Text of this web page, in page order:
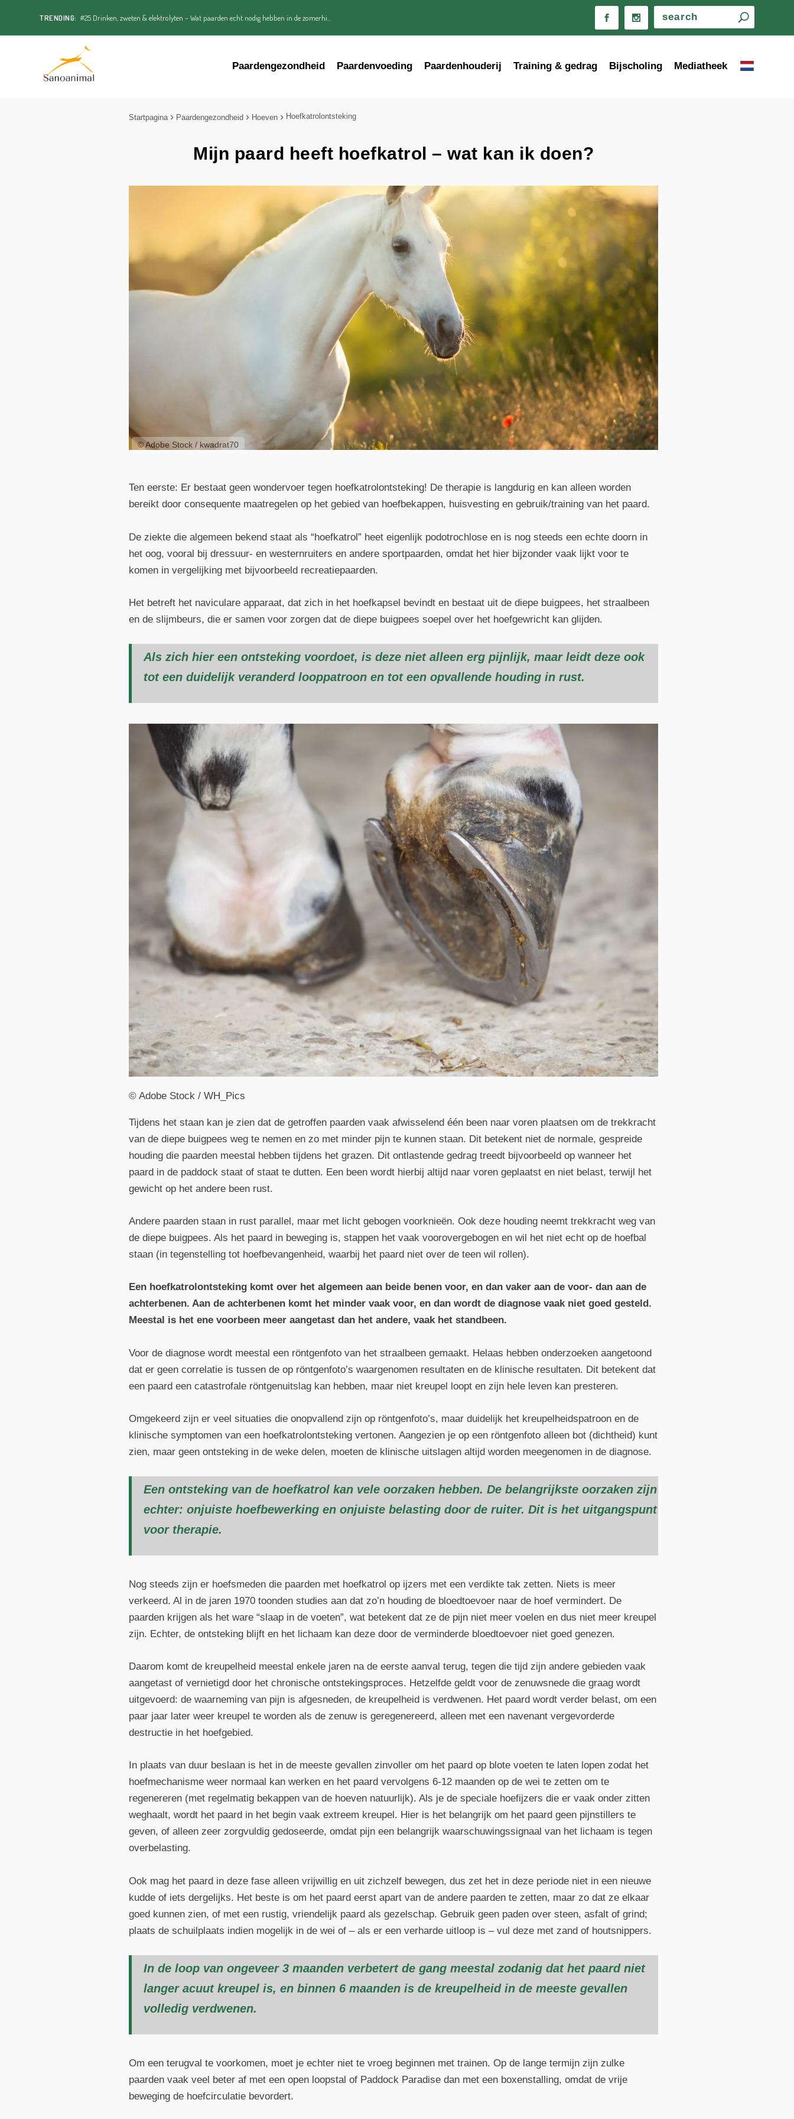
TRENDING: #25 Drinken, zweten & elektrolyten – Wat paarden echt nodig hebben in de zomerhi...
Paardengezondheid Paardenvoeding Paardenhouderij Training & gedrag Bijscholing Mediatheek
Startpagina Paardengezondheid Hoeven Hoefkatrolontsteking
Mijn paard heeft hoefkatrol – wat kan ik doen?
© Adobe Stock / kwadrat70
Ten eerste: Er bestaat geen wondervoer tegen hoefkatrolontsteking! De therapie is langdurig en kan alleen worden
bereikt door consequente maatregelen op het gebied van hoefbekappen, huisvesting en gebruik/training van het paard.
De ziekte die algemeen bekend staat als “hoefkatrol” heet eigenlijk podotrochlose en is nog steeds een echte doorn in
het oog, vooral bij dressuur- en westernruiters en andere sportpaarden, omdat het hier bijzonder vaak lijkt voor te
komen in vergelijking met bijvoorbeeld recreatiepaarden.
Het betreft het naviculare apparaat, dat zich in het hoefkapsel bevindt en bestaat uit de diepe buigpees, het straalbeen
en de slijmbeurs, die er samen voor zorgen dat de diepe buigpees soepel over het hoefgewricht kan glijden.
Als zich hier een ontsteking voordoet, is deze niet alleen erg pijnlijk, maar leidt deze ook
tot een duidelijk veranderd looppatroon en tot een opvallende houding in rust.
© Adobe Stock / WH_Pics
Tijdens het staan kan je zien dat de getroffen paarden vaak afwisselend één been naar voren plaatsen om de trekkracht
van de diepe buigpees weg te nemen en zo met minder pijn te kunnen staan. Dit betekent niet de normale, gespreide
houding die paarden meestal hebben tijdens het grazen. Dit ontlastende gedrag treedt bijvoorbeeld op wanneer het
paard in de paddock staat of staat te dutten. Een been wordt hierbij altijd naar voren geplaatst en niet belast, terwijl het
gewicht op het andere been rust.
Andere paarden staan in rust parallel, maar met licht gebogen voorknieën. Ook deze houding neemt trekkracht weg van
de diepe buigpees. Als het paard in beweging is, stappen het vaak voorovergebogen en wil het niet echt op de hoefbal
staan (in tegenstelling tot hoefbevangenheid, waarbij het paard niet over de teen wil rollen).
Een hoefkatrolontsteking komt over het algemeen aan beide benen voor, en dan vaker aan de voor- dan aan de
achterbenen. Aan de achterbenen komt het minder vaak voor, en dan wordt de diagnose vaak niet goed gesteld.
Meestal is het ene voorbeen meer aangetast dan het andere, vaak het standbeen.
Voor de diagnose wordt meestal een röntgenfoto van het straalbeen gemaakt. Helaas hebben onderzoeken aangetoond
dat er geen correlatie is tussen de op röntgenfoto’s waargenomen resultaten en de klinische resultaten. Dit betekent dat
een paard een catastrofale röntgenuitslag kan hebben, maar niet kreupel loopt en zijn hele leven kan presteren.
Omgekeerd zijn er veel situaties die onopvallend zijn op röntgenfoto’s, maar duidelijk het kreupelheidspatroon en de
klinische symptomen van een hoefkatrolontsteking vertonen. Aangezien je op een röntgenfoto alleen bot (dichtheid) kunt
zien, maar geen ontsteking in de weke delen, moeten de klinische uitslagen altijd worden meegenomen in de diagnose.
Een ontsteking van de hoefkatrol kan vele oorzaken hebben. De belangrijkste oorzaken zijn
echter: onjuiste hoefbewerking en onjuiste belasting door de ruiter. Dit is het uitgangspunt
voor therapie.
Nog steeds zijn er hoefsmeden die paarden met hoefkatrol op ijzers met een verdikte tak zetten. Niets is meer
verkeerd. Al in de jaren 1970 toonden studies aan dat zo’n houding de bloedtoevoer naar de hoef vermindert. De
paarden krijgen als het ware “slaap in de voeten”, wat betekent dat ze de pijn niet meer voelen en dus niet meer kreupel
zijn. Echter, de ontsteking blijft en het lichaam kan deze door de verminderde bloedtoevoer niet goed genezen.
Daarom komt de kreupelheid meestal enkele jaren na de eerste aanval terug, tegen die tijd zijn andere gebieden vaak
aangetast of vernietigd door het chronische ontstekingsproces. Hetzelfde geldt voor de zenuwsnede die graag wordt
uitgevoerd: de waarneming van pijn is afgesneden, de kreupelheid is verdwenen. Het paard wordt verder belast, om een
paar jaar later weer kreupel te worden als de zenuw is geregenereerd, alleen met een navenant vergevorderde
destructie in het hoefgebied.
In plaats van duur beslaan is het in de meeste gevallen zinvoller om het paard op blote voeten te laten lopen zodat het
hoefmechanisme weer normaal kan werken en het paard vervolgens 6-12 maanden op de wei te zetten om te
regenereren (met regelmatig bekappen van de hoeven natuurlijk). Als je de speciale hoefijzers die er vaak onder zitten
weghaalt, wordt het paard in het begin vaak extreem kreupel. Hier is het belangrijk om het paard geen pijnstillers te
geven, of alleen zeer zorgvuldig gedoseerde, omdat pijn een belangrijk waarschuwingssignaal van het lichaam is tegen
overbelasting.
Ook mag het paard in deze fase alleen vrijwillig en uit zichzelf bewegen, dus zet het in deze periode niet in een nieuwe
kudde of iets dergelijks. Het beste is om het paard eerst apart van de andere paarden te zetten, maar zo dat ze elkaar
goed kunnen zien, of met een rustig, vriendelijk paard als gezelschap. Gebruik geen paden over steen, asfalt of grind;
plaats de schuilplaats indien mogelijk in de wei of – als er een verharde uitloop is – vul deze met zand of houtsnippers.
In de loop van ongeveer 3 maanden verbetert de gang meestal zodanig dat het paard niet
langer acuut kreupel is, en binnen 6 maanden is de kreupelheid in de meeste gevallen
volledig verdwenen.
Om een terugval te voorkomen, moet je echter niet te vroeg beginnen met trainen. Op de lange termijn zijn zulke
paarden vaak veel beter af met een open loopstal of Paddock Paradise dan met een boxenstalling, omdat de vrije
beweging de hoefcirculatie bevordert.